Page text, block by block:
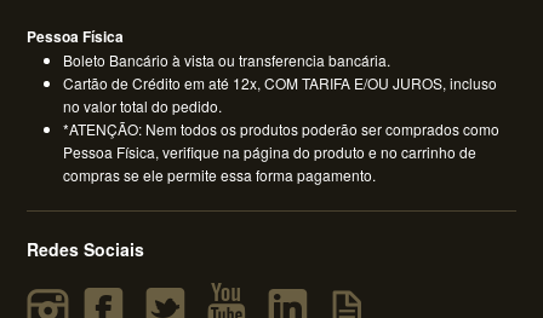
Pessoa Física
Boleto Bancário à vista ou transferencia bancária.
Cartão de Crédito em até 12x, COM TARIFA E/OU JUROS, incluso
no valor total do pedido.
*ATENÇÃO: Nem todos os produtos poderão ser comprados como
Pessoa Física, verifique na página do produto e no carrinho de
compras se ele permite essa forma pagamento.
Redes Sociais